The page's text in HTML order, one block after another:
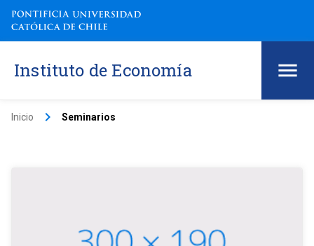
Instituto de Economía
Inicio keyboard_arrow_right Seminarios